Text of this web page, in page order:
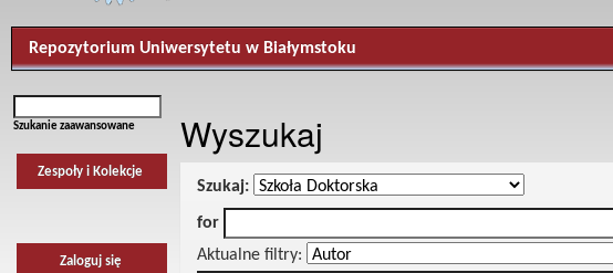
Repozytorium Uniwersytetu w Białymstoku
Szukanie zaawansowane
Zespoły i Kolekcje
Zaloguj się
Wyszukaj
Szukaj:
for
Aktualne filtry: